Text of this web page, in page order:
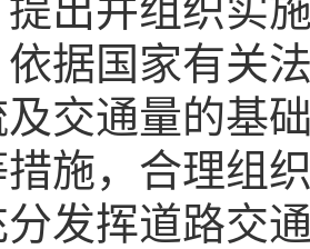
出并组织实
依据国家有关
交通量的基
施，合理组
发挥道路交